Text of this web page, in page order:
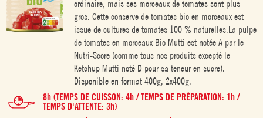
ordinaire, mais ses morceaux de tomates sont plus
gros. Cette conserve de tomates bio en morceaux est
issue de cultures de tomates 100 % naturelles.La pulpe
de tomates en morceaux Bio Mutti est notée A par le
Nutri-Score (comme tous nos produits excepté le
Ketchup Mutti noté D pour sa teneur en sucre).
Disponible en format 400g, 2x400g.
8h (TEMPS DE CUISSON: 4h / TEMPS DE PRÉPARATION: 1h /
TEMPS D'ATTENTE: 3h)